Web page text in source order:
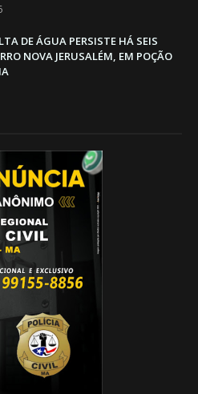
DE ÁGUA PERSISTE HÁ SEIS
NOVA JERUSALÉM, EM POÇÃO